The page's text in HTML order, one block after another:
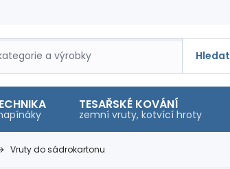
Hledat
TESAŘSKÉ KOVÁNÍ
zemní vruty, kotvící hroty
Vruty do sádrokartonu